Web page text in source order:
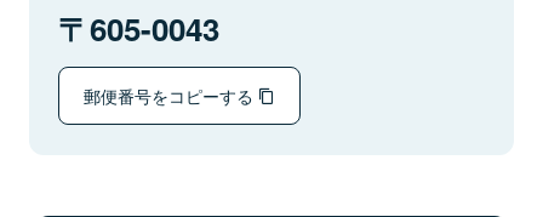
605-0043
郵便番号をコピーする